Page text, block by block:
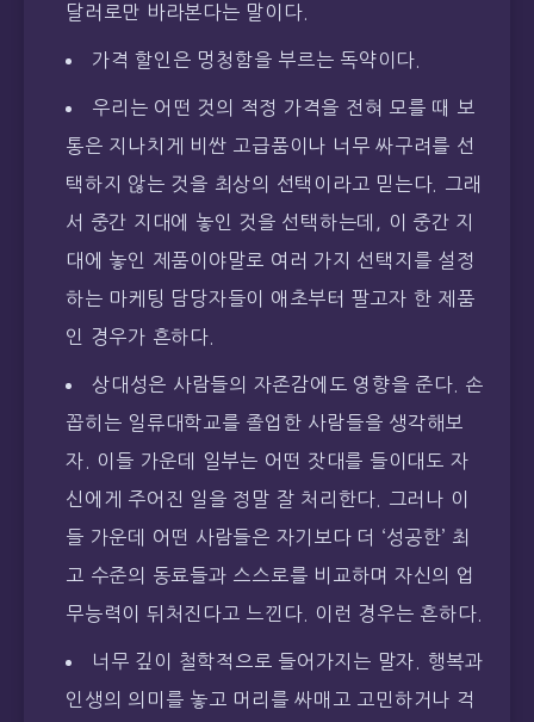
달러로만 바라본다는 말이다.
가격 할인은 멍청함을 부르는 독약이다.
우리는 어떤 것의 적정 가격을 전혀 모를 때 보
통은 지나치게 비싼 고급품이나 너무 싸구려를 선
택하지 않는 것을 최상의 선택이라고 믿는다. 그래
서 중간 지대에 놓인 것을 선택하는데, 이 중간 지
대에 놓인 제품이야말로 여러 가지 선택지를 설정
하는 마케팅 담당자들이 애초부터 팔고자 한 제품
인 경우가 흔하다.
상대성은 사람들의 자존감에도 영향을 준다. 손
꼽히는 일류대학교를 졸업한 사람들을 생각해보
자. 이들 가운데 일부는 어떤 잣대를 들이대도 자
신에게 주어진 일을 정말 잘 처리한다. 그러나 이
들 가운데 어떤 사람들은 자기보다 더 ‘성공한’ 최
고 수준의 동료들과 스스로를 비교하며 자신의 업
무능력이 뒤처진다고 느낀다. 이런 경우는 흔하다.
너무 깊이 철학적으로 들어가지는 말자. 행복과
인생의 의미를 놓고 머리를 싸매고 고민하거나 걱